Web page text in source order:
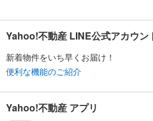
Yahoo!不動産 LINE公式アカウン
新着物件をいち早くお届け！
便利な機能のご紹介
Yahoo!不動産 アプリ